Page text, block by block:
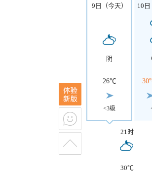
9日（今天）
阴
26℃
<3级
10日
21时
30℃